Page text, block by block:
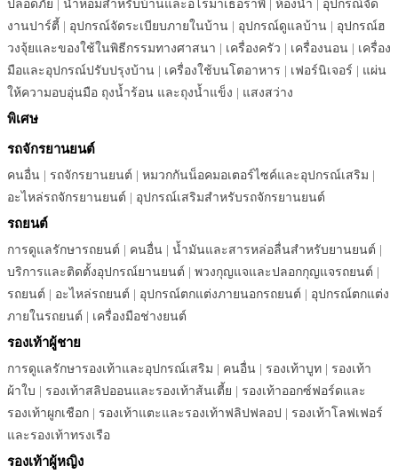
ปลอดภัย | น้ำหอมสำหรับบ้านและอโรมาเธอราพี | ห้องน้ำ | อุปกรณ์จัด
งานปาร์ตี้ | อุปกรณ์จัดระเบียบภายในบ้าน | อุปกรณ์ดูแลบ้าน | อุปกรณ์ฮ
วงจุ้ยและของใช้ในพิธีกรรมทางศาสนา | เครื่องครัว | เครื่องนอน | เครื่อง
มือและอุปกรณ์ปรับปรุงบ้าน | เครื่องใช้บนโตอาหาร | เฟอร์นิเจอร์ | แผ่น
ให้ความอบอุ่นมือ ถุงน้ำร้อน และถุงน้ำแข็ง | แสงสว่าง
พิเศษ
รถจักรยานยนต์
คนอื่น | รถจักรยานยนต์ | หมวกกันน็อคมอเตอร์ไซค์และอุปกรณ์เสริม |
อะไหล่รถจักรยานยนต์ | อุปกรณ์เสริมสำหรับรถจักรยานยนต์
รถยนต์
การดูแลรักษารถยนต์ | คนอื่น | น้ำมันและสารหล่อลื่นสำหรับยานยนต์ |
บริการและติดตั้งอุปกรณ์ยานยนต์ | พวงกุญแจและปลอกกุญแจรถยนต์ |
รถยนต์ | อะไหล่รถยนต์ | อุปกรณ์ตกแต่งภายนอกรถยนต์ | อุปกรณ์ตกแต่ง
ภายในรถยนต์ | เครื่องมือช่างยนต์
รองเท้าผู้ชาย
การดูแลรักษารองเท้าและอุปกรณ์เสริม | คนอื่น | รองเท้าบูท | รองเท้า
ผ้าใบ | รองเท้าสลิปออนและรองเท้าส้นเตี้ย | รองเท้าออกซ์ฟอร์ดและ
รองเท้าผูกเชือก | รองเท้าแตะและรองเท้าฟลิปฟลอป | รองเท้าโลฟเฟอร์
และรองเท้าทรงเรือ
รองเท้าผู้หญิง